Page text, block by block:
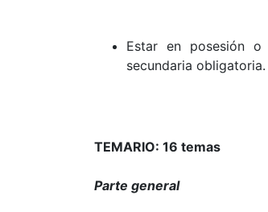
Estar en posesión
secundaria obligatoria.
TEMARIO: 16 temas
Parte general